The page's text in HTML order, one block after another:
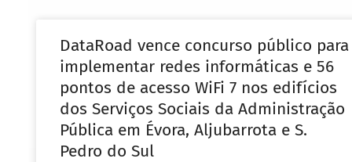
DataRoad vence concurso público para
implementar redes informáticas e 56
pontos de acesso WiFi 7 nos edifícios
dos Serviços Sociais da Administração
Pública em Évora, Aljubarrota e S.
Pedro do Sul